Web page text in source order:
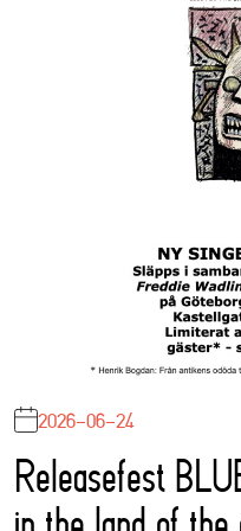
2026-06-24
Releasefest